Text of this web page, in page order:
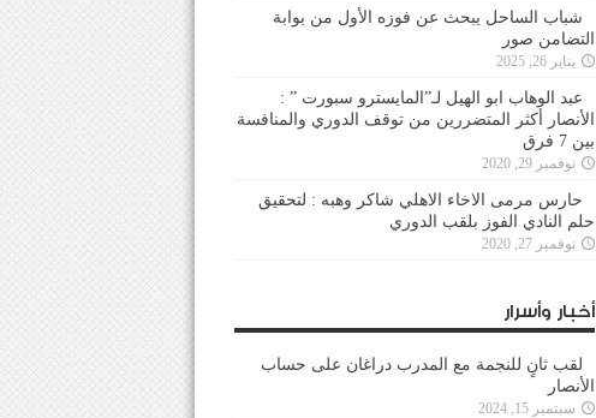
شباب الساحل يبحث عن فوزه الأول من بوابة
التضامن صور
يناير 26, 2025
عبد الوهاب ابو الهيل لـ”المايسترو سبورت ” :
الأنصار أكثر المتضررين من توقف الدوري والمنافسة
بين 7 فرق
نوفمبر 29, 2020
حارس مرمى الاخاء الاهلي شاكر وهبه : لتحقيق
حلم النادي الفوز بلقب الدوري
نوفمبر 27, 2020
أخبار وأسرار
لقب ثانٍ للنجمة مع المدرب دراغان على حساب
الأنصار
سبتمبر 15, 2024